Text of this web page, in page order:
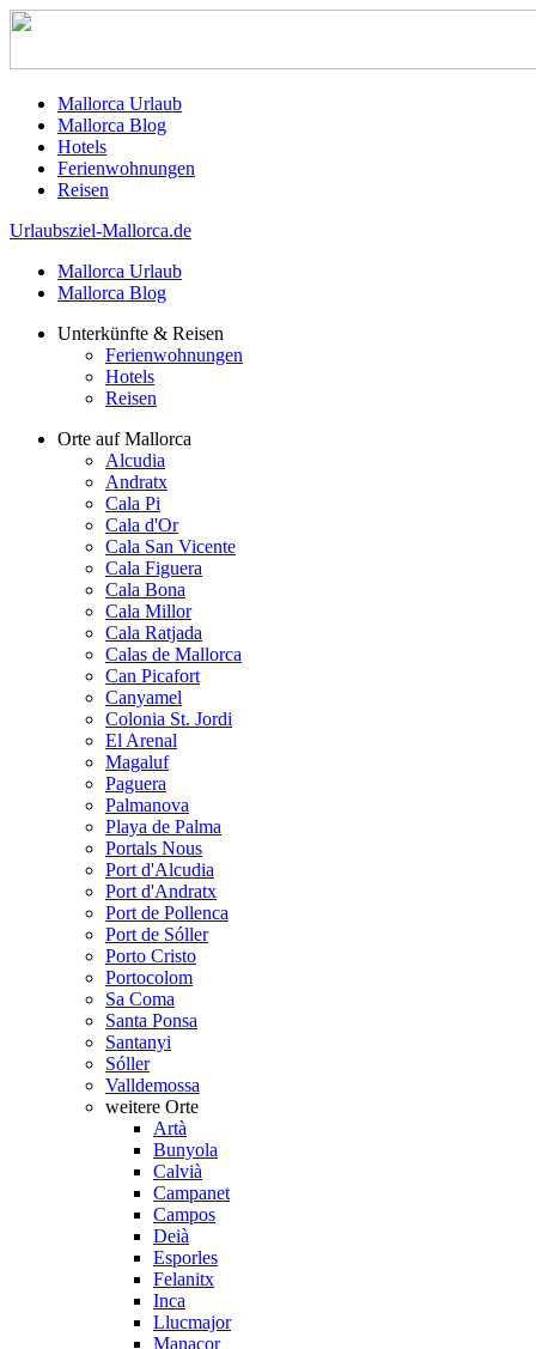
Mallorca Urlaub
Mallorca Blog
Hotels
Ferienwohnungen
Reisen
Urlaubsziel-Mallorca.de
Mallorca Urlaub
Mallorca Blog
Unterkünfte & Reisen
Ferienwohnungen
Hotels
Reisen
Orte auf Mallorca
Alcudia
Andratx
Cala Pi
Cala d'Or
Cala San Vicente
Cala Figuera
Cala Bona
Cala Millor
Cala Ratjada
Calas de Mallorca
Can Picafort
Canyamel
Colonia St. Jordi
El Arenal
Magaluf
Paguera
Palmanova
Playa de Palma
Portals Nous
Port d'Alcudia
Port d'Andratx
Port de Pollenca
Port de Sóller
Porto Cristo
Portocolom
Sa Coma
Santa Ponsa
Santanyi
Sóller
Valldemossa
weitere Orte
Artà
Bunyola
Calvià
Campanet
Campos
Deià
Esporles
Felanitx
Inca
Llucmajor
Manacor